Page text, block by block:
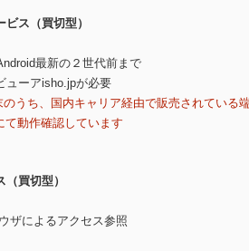
ス（買切型）
最新の２世代前まで
ューアisho.jpが必要
うち、国内キャリア経由で販売されている
て動作確認しています
買切型）
ザによるアクセス参照